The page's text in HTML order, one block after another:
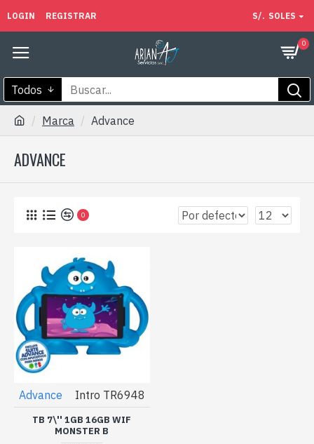
LOGIN REGISTRAR S/. SOLES
0
Todos
Marca Advance
ADVANCE
0
Advance Intro TR6948
TB 7\'' 1GB 16GB WIF
MONSTER B